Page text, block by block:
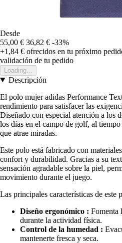
Desde
55,00 € 36,82 € -33%
+1,84 € ofrecidos en tu próximo
validación de tu pedido
Loading...
Descripción
El polo mujer adidas Performance
rendimiento para satisfacer las
Diseñado con especial atención a los
los días en el campo de golf, al
que atrae miradas.
Este polo está fabricado con
confort y durabilidad. Gracias a su
sensación agradable sobre la piel,
movimiento durante el juego.
Las principales características de este
Diseño ergonómico : Fomenta
durante la actividad física.
Control de la humedad :
mantenerte fresca y seca.